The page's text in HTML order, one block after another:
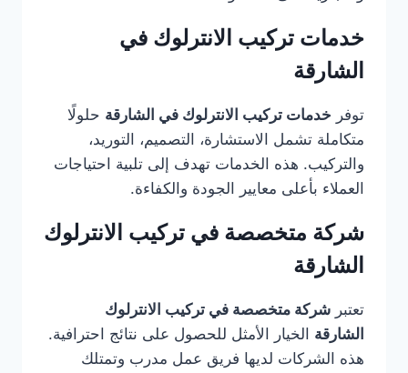
خدمات تركيب الانترلوك في
الشارقة
توفر خدمات تركيب الانترلوك في الشارقة حلولًا
متكاملة تشمل الاستشارة، التصميم، التوريد،
والتركيب. هذه الخدمات تهدف إلى تلبية احتياجات
العملاء بأعلى معايير الجودة والكفاءة.
شركة متخصصة في تركيب الانترلوك
الشارقة
تعتبر شركة متخصصة في تركيب الانترلوك
الشارقة الخيار الأمثل للحصول على نتائج احترافية.
هذه الشركات لديها فريق عمل مدرب وتمتلك